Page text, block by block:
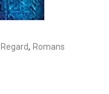
Regard, Romans